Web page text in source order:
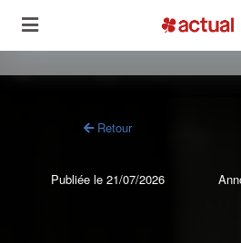
Retour
Publiée le 21/07/2026